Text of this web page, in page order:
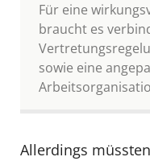
Für eine
braucht es
sowie eine
Allerdings